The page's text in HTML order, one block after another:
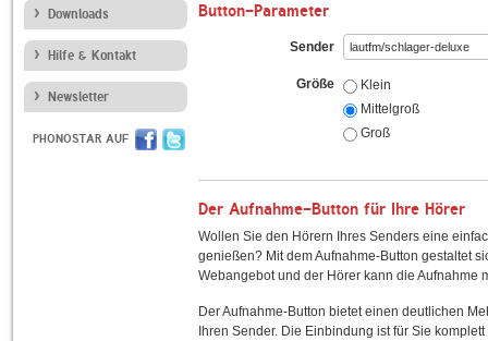
Downloads
Hilfe & Kontakt
Newsletter
PHONOSTAR AUF
Button-Parameter
Sender
Größe
Klein
Mittelgroß
Groß
Der Aufnahme-Button für Ihre Hörer
Wollen Sie den Hörern Ihres Senders eine
genießen? Mit dem Aufnahme-Button gestaltet
Webangebot und der Hörer kann die Aufnahme
Der Aufnahme-Button bietet einen deutlichen
Ihren Sender. Die Einbindung ist für Sie